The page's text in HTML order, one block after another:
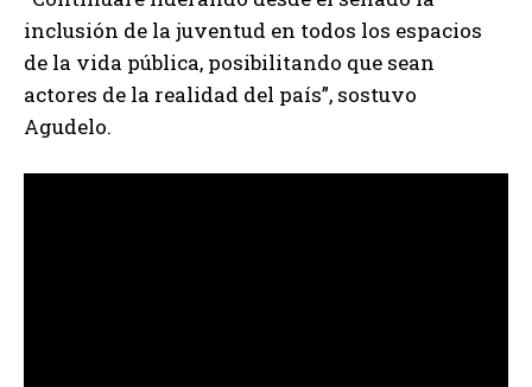
inclusión de la juventud en todos los espacios
de la vida pública, posibilitando que sean
actores de la realidad del país”, sostuvo
Agudelo.